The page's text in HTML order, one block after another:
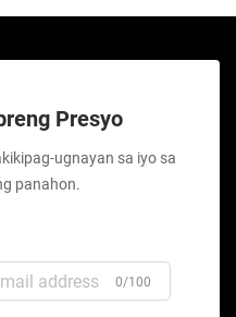
Presyo
ugnayan sa iyo sa
panahon.
0/100